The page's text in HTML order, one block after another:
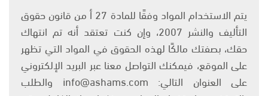
يتم الاستخدام المواد وفقًا للمادة 27 أ من قانون حقوق
التأليف والنشر 2007، وإن كنت تعتقد أنه تم انتهاك
حقك، بصفتك مالكًا لهذه الحقوق في المواد التي تظهر
على الموقع، فيمكنك التواصل معنا عبر البريد الإلكتروني
على العنوان التالي: info@ashams.com والطلب